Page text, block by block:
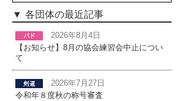
各団体の最近記事
2026年8月4日
【お知らせ】8月の協会練習会中止につい
て
2026年7月27日
令和年８度秋の称号審査